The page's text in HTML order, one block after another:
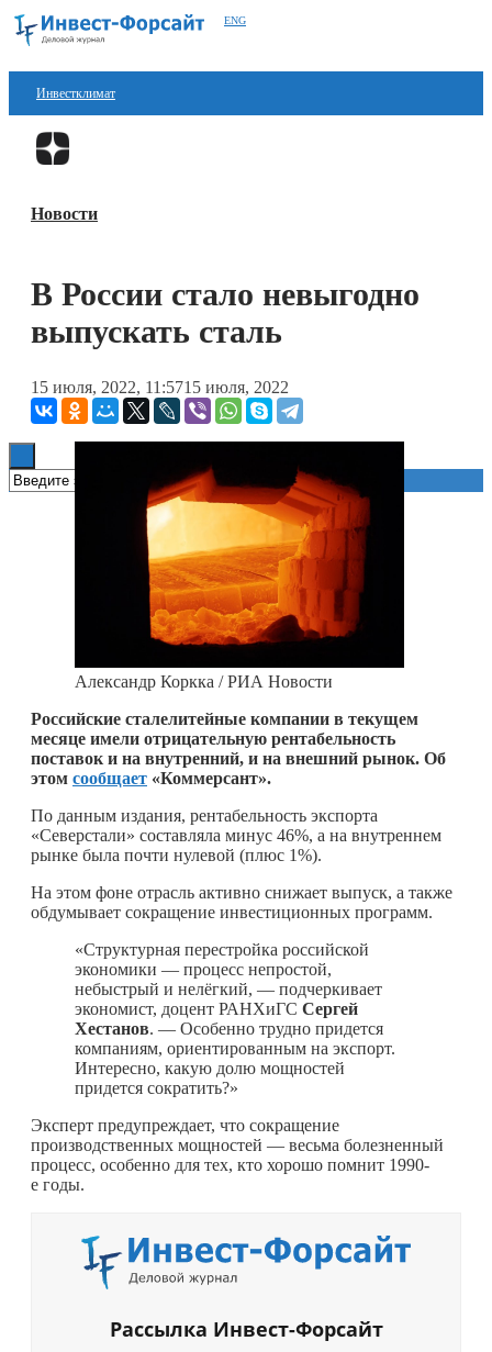
ENG
Инвестклимат
Финансы
Блокчейн
Книги
Новости
В России стало невыгодно
выпускать сталь
15 июля, 2022, 11:5715 июля, 2022
Александр Коркка / РИА Новости
Российские сталелитейные компании в текущем
месяце имели отрицательную рентабельность
поставок и на внутренний, и на внешний рынок. Об
этом сообщает «Коммерсант».
По данным издания, рентабельность экспорта
«Северстали» составляла минус 46%, а на внутреннем
рынке была почти нулевой (плюс 1%).
На этом фоне отрасль активно снижает выпуск, а также
обдумывает сокращение инвестиционных программ.
«Структурная перестройка российской
экономики — процесс непростой,
небыстрый и нелёгкий, — подчеркивает
экономист, доцент РАНХиГС Сергей
Хестанов. — Особенно трудно придется
компаниям, ориентированным на экспорт.
Интересно, какую долю мощностей
придется сократить?»
Эксперт предупреждает, что сокращение
производственных мощностей — весьма болезненный
процесс, особенно для тех, кто хорошо помнит 1990-
е годы.
Рассылка Инвест-Форсайт